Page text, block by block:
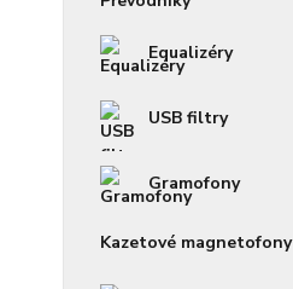
Equalizéry
USB filtry
Gramofony
Kazetové magnetofony